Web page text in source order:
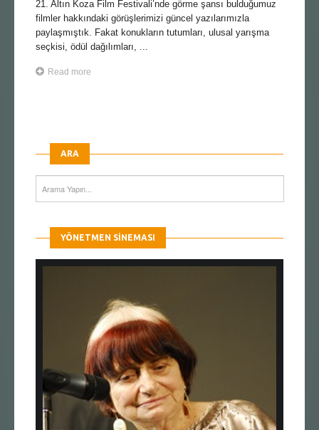
21. Altın Koza Film Festivali’nde görme şansı bulduğumuz
filmler hakkındaki görüşlerimizi güncel yazılarımızla
paylaşmıştık. Fakat konukların tutumları, ulusal yarışma
seçkisi, ödül dağılımları, ...
Read more
ARA
YÖNETMEN SINEMASI